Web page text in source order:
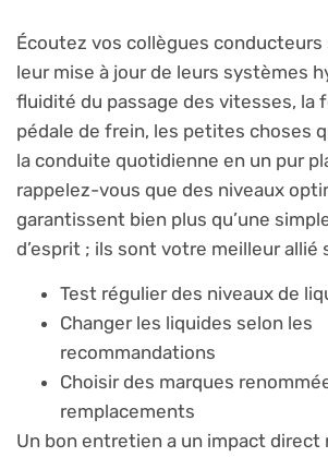
Écoutez vos collègues conducteurs
leur mise à jour de leurs systèmes
fluidité du passage des vitesses, la
pédale de frein, les petites choses
la conduite quotidienne en un pur
rappelez-vous que des niveaux
garantissent bien plus qu’une
d’esprit ; ils sont votre meilleur allié
Test régulier des niveaux de
Changer les liquides selon les
recommandations
Choisir des marques
remplacements
Un bon entretien a un impact direct